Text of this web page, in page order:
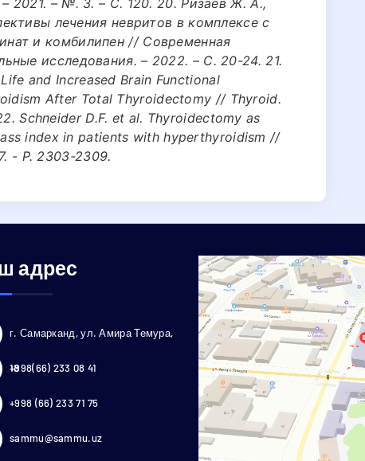
лечения невритов в комплексе с
и комбилипен // Современная
исследования. – 2022. – С. 20-24. 21.
and Increased Brain Functional
After Total Thyroidectomy // Thyroid.
Schneider D.F. et al. Thyroidectomy as
index in patients with hyperthyroidism //
- P. 2303-2309.
адрес
г. Самарканд, ул. Амира Темура,
18
+998(66) 233 08 41
+998 (66) 233 71 75
sammu@sammu.uz